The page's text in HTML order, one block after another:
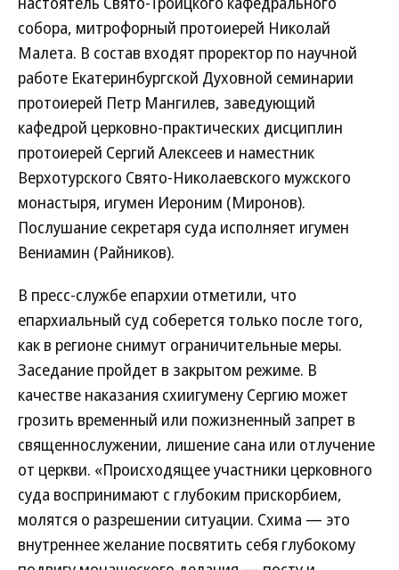
собора, митрофорный протоиерей Николай
Малета. В состав входят проректор по научной
работе Екатеринбургской Духовной семинарии
протоиерей Петр Мангилев, заведующий
кафедрой церковно-практических дисциплин
протоиерей Сергий Алексеев и наместник
Верхотурского Свято-Николаевского мужского
монастыря, игумен Иероним (Миронов).
Послушание секретаря суда исполняет игумен
Вениамин (Райников).
В пресс-службе епархии отметили, что
епархиальный суд соберется только после того,
как в регионе снимут ограничительные меры.
Заседание пройдет в закрытом режиме. В
качестве наказания схиигумену Сергию может
грозить временный или пожизненный запрет в
священнослужении, лишение сана или отлучение
от церкви. «Происходящее участники церковного
суда воспринимают с глубоким прискорбием,
молятся о разрешении ситуации. Схима — это
внутреннее желание посвятить себя глубокому